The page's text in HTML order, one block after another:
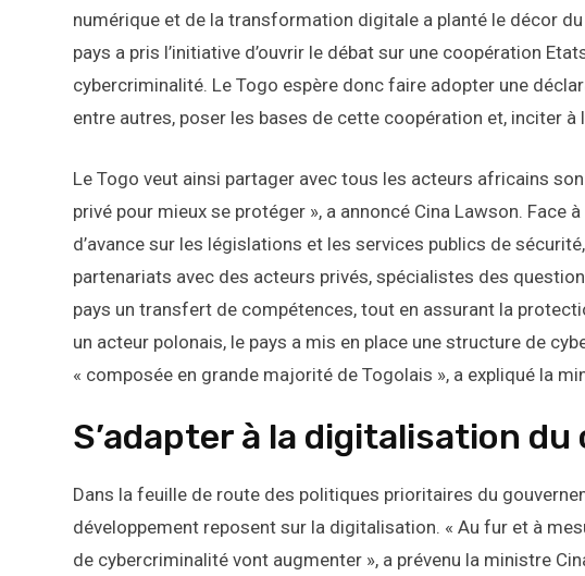
numérique et de la transformation digitale a planté le décor
pays a pris l’initiative d’ouvrir le débat sur une coopération
cybercriminalité. Le Togo espère donc faire adopter une
entre autres, poser les bases de cette coopération et, inciter
Le Togo veut ainsi partager avec tous les acteurs africains
privé pour mieux se protéger », a annoncé Cina Lawson. Face
d’avance sur les législations et les services publics de
partenariats avec des acteurs privés, spécialistes des
pays un transfert de compétences, tout en assurant la
un acteur polonais, le pays a mis en place une structure de
« composée en grande majorité de Togolais », a expliqué la
S’adapter à la digitalisation
Dans la feuille de route des politiques prioritaires du
développement reposent sur la digitalisation. « Au fur et à
de cybercriminalité vont augmenter », a prévenu la ministre